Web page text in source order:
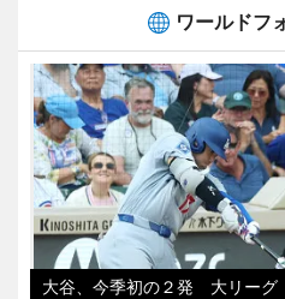
ワールドフ
大谷、今季初の２発 大リーグ